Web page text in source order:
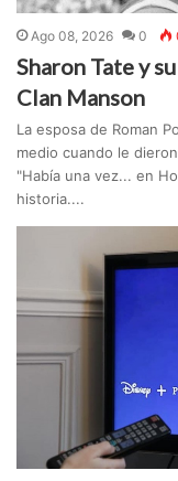
Ago 08, 2026 0
Sharon Tate y
Clan Manson
La esposa de Roman
medio cuando le
"Había una vez... en
historia....